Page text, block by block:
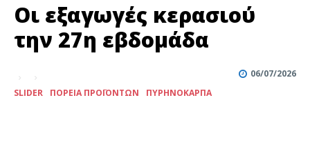
Οι εξαγωγές κερασιού
την 27η εβδομάδα
06/07/2026
SLIDER
ΠΟΡΕΊΑ ΠΡΟΪΌΝΤΩΝ ΠΥΡΗΝΌΚΑΡΠΑ